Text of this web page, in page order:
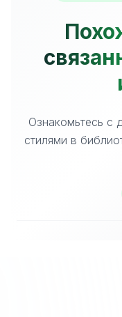
Ознакомьтесь с
стилями в